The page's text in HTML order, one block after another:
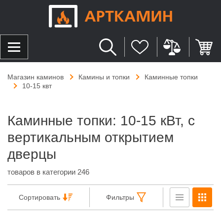
Магазин каминов Камины и топки
Каминные топки
10-15 квт
Каминные топки: 10-15 кВт, с
вертикальным открытием
дверцы
товаров в категории 246
Сортировать Фильтры